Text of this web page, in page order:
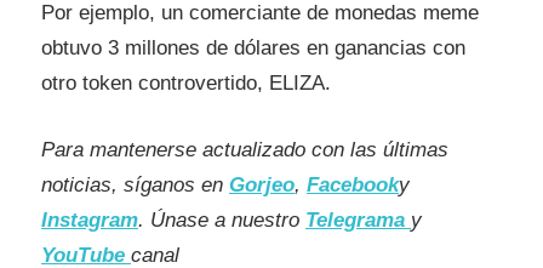
Por ejemplo, un comerciante de monedas meme
obtuvo 3 millones de dólares en ganancias con
otro token controvertido, ELIZA.
Para mantenerse actualizado con las últimas
noticias, síganos en Gorjeo, Facebooky
Instagram. Únase a nuestro Telegrama y
YouTube canal